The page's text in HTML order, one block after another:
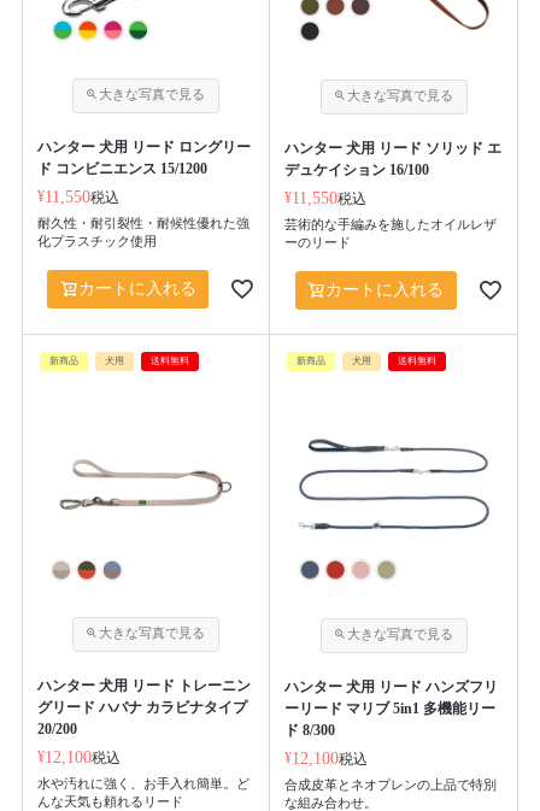
ハンター 犬用 リード ロングリー
ド コンビニエンス 15/1200
¥11,550税込
耐久性・耐引裂性・耐候性優れた強
化プラスチック使用
カートに入れる
ハンター 犬用 リード ソリッド エ
デュケイション 16/100
¥11,550税込
芸術的な手編みを施したオイルレザ
ーのリード
カートに入れる
新商品 犬用 送料無料
ハンター 犬用 リード トレーニン
グリード ハバナ カラビナタイプ
20/200
¥12,100税込
水や汚れに強く、お手入れ簡単。ど
んな天気も頼れるリード
新商品 犬用 送料無料
ハンター 犬用 リード ハンズフリ
ーリード マリブ 5in1 多機能リー
ド 8/300
¥12,100税込
合成皮革とネオプレンの上品で特別
な組み合わせ。